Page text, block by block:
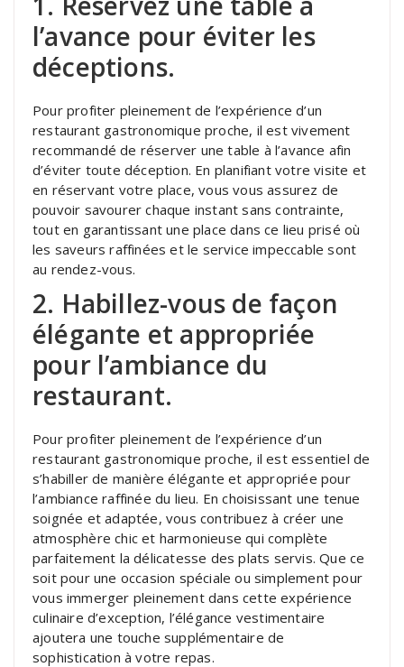
l’avance pour éviter les
déceptions.
Pour profiter pleinement de l’expérience d’un
restaurant gastronomique proche, il est vivement
recommandé de réserver une table à l’avance afin
d’éviter toute déception. En planifiant votre visite et
en réservant votre place, vous vous assurez de
pouvoir savourer chaque instant sans contrainte,
tout en garantissant une place dans ce lieu prisé où
les saveurs raffinées et le service impeccable sont
au rendez-vous.
2. Habillez-vous de façon
élégante et appropriée
pour l’ambiance du
restaurant.
Pour profiter pleinement de l’expérience d’un
restaurant gastronomique proche, il est essentiel de
s’habiller de manière élégante et appropriée pour
l’ambiance raffinée du lieu. En choisissant une tenue
soignée et adaptée, vous contribuez à créer une
atmosphère chic et harmonieuse qui complète
parfaitement la délicatesse des plats servis. Que ce
soit pour une occasion spéciale ou simplement pour
vous immerger pleinement dans cette expérience
culinaire d’exception, l’élégance vestimentaire
ajoutera une touche supplémentaire de
sophistication à votre repas.